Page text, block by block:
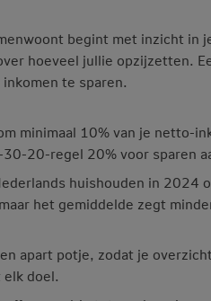
begint met inzicht in
hoeveel jullie opzijzetten.
te sparen.
minimaal 10% van je netto-
20-regel 20% voor sparen
huishouden in 2024
het gemiddelde zegt
apart potje, zodat je
doel.